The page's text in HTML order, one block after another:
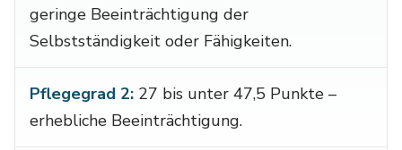
geringe Beeinträchtigung der
Selbstständigkeit oder Fähigkeiten.
Pflegegrad 2: 27 bis unter 47,5 Punkte –
erhebliche Beeinträchtigung.